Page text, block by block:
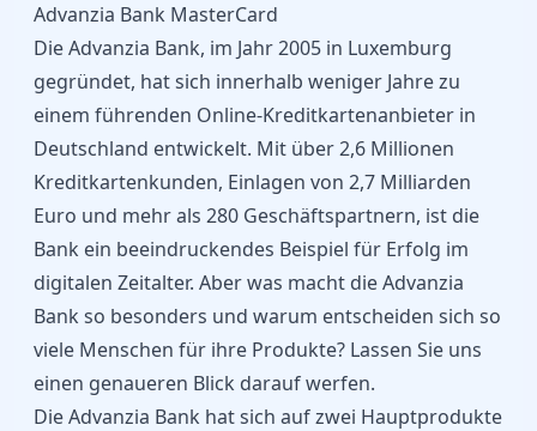
Advanzia Bank MasterCard
Die Advanzia Bank, im Jahr 2005 in Luxemburg
gegründet, hat sich innerhalb weniger Jahre zu
einem führenden Online-Kreditkartenanbieter in
Deutschland entwickelt. Mit über 2,6 Millionen
Kreditkartenkunden, Einlagen von 2,7 Milliarden
Euro und mehr als 280 Geschäftspartnern, ist die
Bank ein beeindruckendes Beispiel für Erfolg im
digitalen Zeitalter. Aber was macht die Advanzia
Bank so besonders und warum entscheiden sich so
viele Menschen für ihre Produkte? Lassen Sie uns
einen genaueren Blick darauf werfen.
Die Advanzia Bank hat sich auf zwei Hauptprodukte